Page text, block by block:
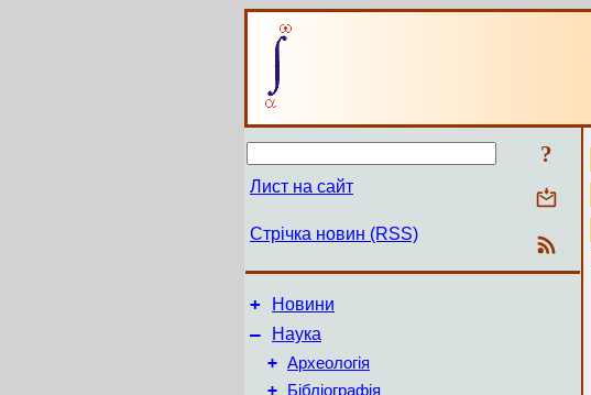
?
Лист на сайт
Стрічка новин (RSS)
+ Новини
–
Наука
+ Археологія
+ Бібліографія